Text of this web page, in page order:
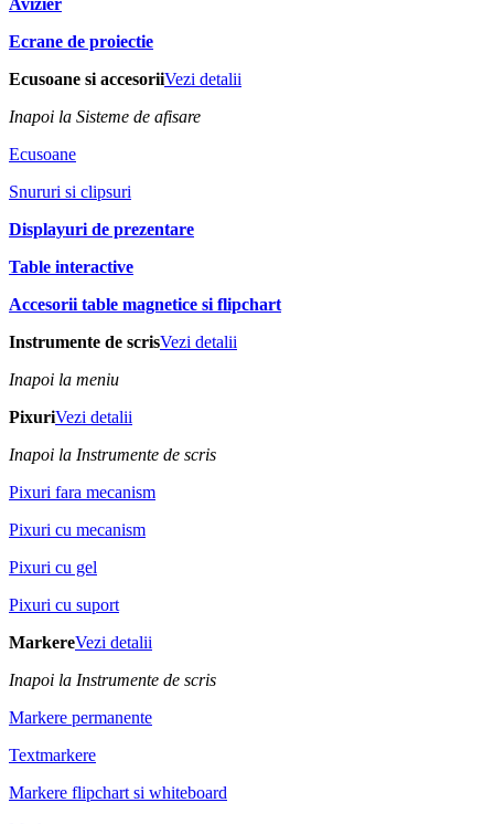
Avizier
Ecrane de proiectie
Ecusoane si accesoriiVezi detalii
Inapoi la Sisteme de afisare
Ecusoane
Snururi si clipsuri
Displayuri de prezentare
Table interactive
Accesorii table magnetice si flipchart
Instrumente de scrisVezi detalii
Inapoi la meniu
PixuriVezi detalii
Inapoi la Instrumente de scris
Pixuri fara mecanism
Pixuri cu mecanism
Pixuri cu gel
Pixuri cu suport
MarkereVezi detalii
Inapoi la Instrumente de scris
Markere permanente
Textmarkere
Markere flipchart si whiteboard